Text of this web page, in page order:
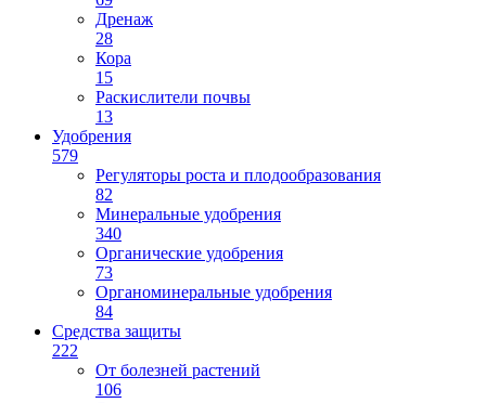
Дренаж
28
Кора
15
Раскислители почвы
13
Удобрения
579
Регуляторы роста и плодообразования
82
Минеральные удобрения
340
Органические удобрения
73
Органоминеральные удобрения
84
Средства защиты
222
От болезней растений
106